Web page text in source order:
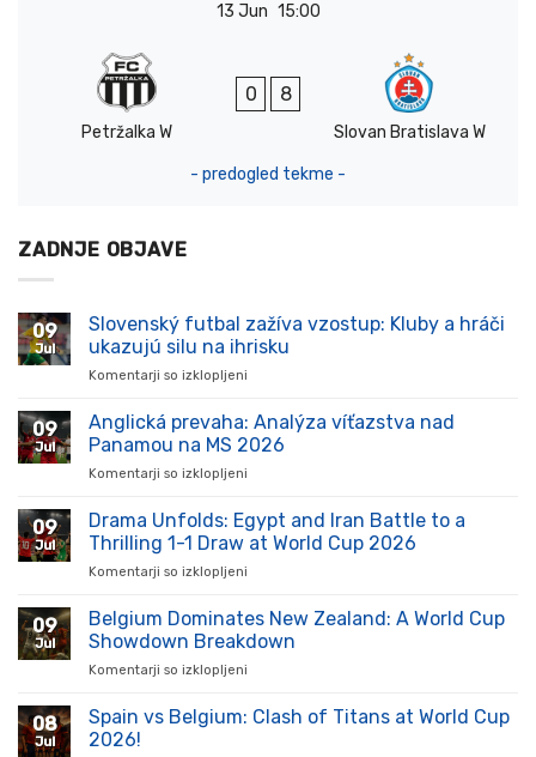
13 Jun 15:00
Petržalka W
0 8
Slovan Bratislava W
- predogled tekme -
ZADNJE OBJAVE
09
Jul
Slovenský futbal zažíva vzostup: Kluby a hráči
ukazujú silu na ihrisku
Komentarji so izklopljeni
futbal
zažíva
vzostup:
hráči
ukazujú
09
Jul
Anglická prevaha: Analýza víťazstva nad
Panamou na MS 2026
Komentarji so izklopljeni
prevaha:
Analýza
víťazstva
na
MS
09
Jul
Drama Unfolds: Egypt and Iran Battle to a
Thrilling 1-1 Draw at World Cup 2026
Komentarji so izklopljeni
Unfolds:
Egypt
and
to
09
Jul
Belgium Dominates New Zealand: A World Cup
Showdown Breakdown
Komentarji so izklopljeni
Dominates
08
Jul
Spain vs Belgium: Clash of Titans at World Cup
2026!